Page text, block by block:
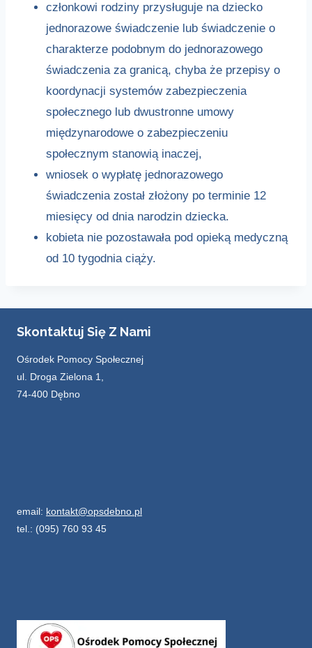
członkowi rodziny przysługuje na dziecko
jednorazowe świadczenie lub świadczenie o
charakterze podobnym do jednorazowego
świadczenia za granicą, chyba że przepisy o
koordynacji systemów zabezpieczenia
społecznego lub dwustronne umowy
międzynarodowe o zabezpieczeniu
społecznym stanowią inaczej,
wniosek o wypłatę jednorazowego
świadczenia został złożony po terminie 12
miesięcy od dnia narodzin dziecka.
kobieta nie pozostawała pod opieką medyczną
od 10 tygodnia ciąży.
Skontaktuj Się Z Nami
Ośrodek Pomocy Społecznej
ul. Droga Zielona 1,
74-400 Dębno
email: kontakt@opsdebno.pl
tel.: (095) 760 93 45